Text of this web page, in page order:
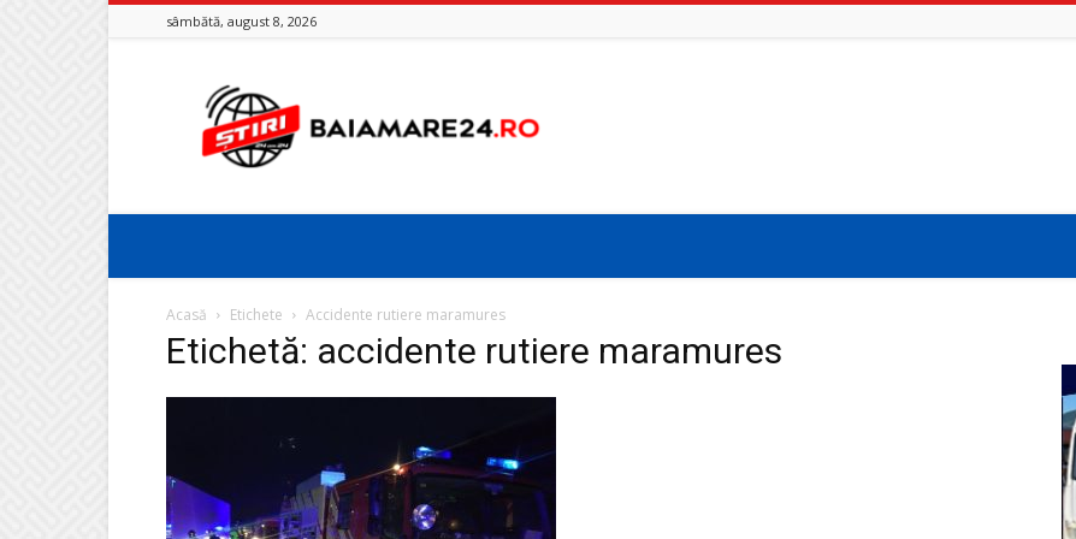
sâmbătă, august 8, 2026
Baia
Mare
24
Acasă Etichete Accidente rutiere maramures
Etichetă: accidente rutiere maramures